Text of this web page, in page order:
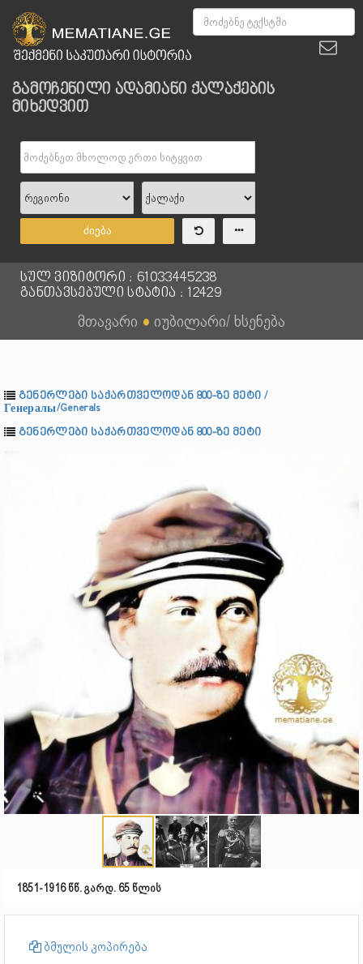
გამოჩენილი ადამიანი ქალაქების
მიხედვით
ძიება
სულ ვიზიტორი : 61033445238
განთავსებული სტატია : 12429
მთავარი ● იუბილარი/ ხსენება
გენერლები საქართველოდან 800-ზე მეტი /
Генералы/Generals
გენერლები საქართველოდან 800-ზე მეტი
1851-1916 წწ. გარდ. 65 წლის
ბმულის კოპირება